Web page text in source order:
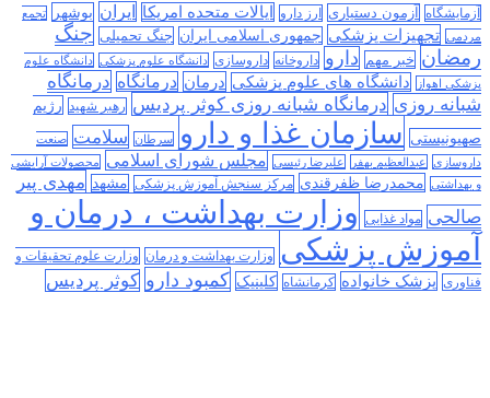
آزمایشگاه آزمون دستیاری ارز دارو ایالات متحده امریکا ایران بوشهر
تجمع
مردمی تجهیزات پزشکی جمهوری اسلامی ایران جنگ تحمیلی جنگ
رمضان خبر مهم دارو داروخانه داروسازی دانشگاه علوم پزشکی دانشگاه علوم
پزشکی اهواز
دانشگاه های علوم پزشکی درمان درمانگاه درمانگاه
شبانه روزی درمانگاه شبانه روزی کوثر پردیس رهبر شهید
رژیم
صهیونیستی سازمان غذا و دارو سرطان سلامت صنعت
داروسازی عبدالعظیم بهفر علیرضا رئیسی مجلس شورای اسلامی
محصولات آرایشی
و بهداشتی محمدرضا ظفرقندی مرکز سنجش آموزش پزشکی مشهد مهدی پیر
صالحی مواد غذایی وزارت بهداشت ، درمان و
آموزش پزشکی وزارت بهداشت و درمان وزارت علوم تحقیقات و
فناوری پزشک خانواده کرمانشاه کلینیک کمبود دارو کوثر پردیس